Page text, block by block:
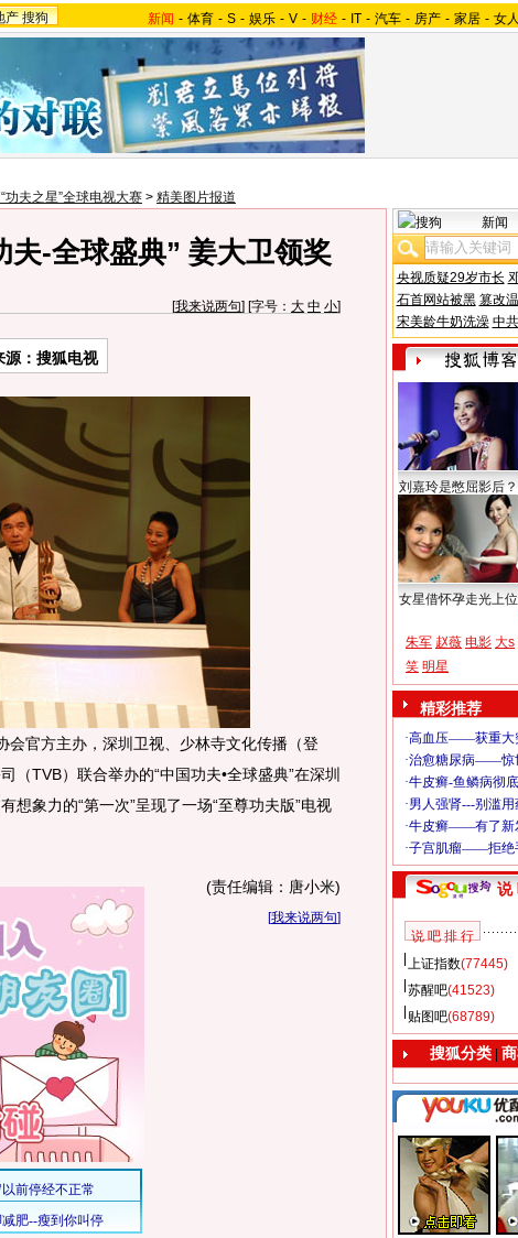
产 搜狗 新闻 - 体育 - S - 娱乐 - V - 财经 - IT - 汽车 - 房产 - 家居 - 女人
功夫之星”全球电视大赛 > 精美图片报道
夫-全球盛典” 姜大卫领奖
[我来说两句] [字号： 大 中 小]
源：搜狐电视
官方主办，深圳卫视、少林寺文化传播（登
（TVB）联合举办的“中国功夫•全球盛典”在深圳
想象力的“第一次”呈现了一场“至尊功夫版”电视
(责任编辑：唐小米)
[我来说两句]
新闻
央视质疑29岁市长
石首网站被黑 篡改
宋美龄牛奶洗澡 中
刘嘉玲是憋屈影后？
女星借怀孕走光上位
朱军 赵薇 电影 大s
笑 明星
精彩推荐
说
说 吧 排 行
上证指数(77445)
苏醒吧(41523)
贴图吧(68789)
搜狐分类|